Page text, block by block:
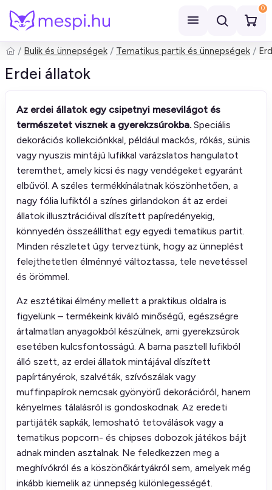
0
Keresés
Bulik és ünnepségek Tematikus partik és ünnepségek
Erdei állatok
Az erdei állatok egy csipetnyi mesevilágot és
természetet visznek a gyerekzsúrokba. Speciális
dekorációs kollekciónkkal, például mackós, rókás, sünis
vagy nyuszis mintájú lufikkal varázslatos hangulatot
teremthet, amely kicsi és nagy vendégeket egyaránt
elbűvöl. A széles termékkínálatnak köszönhetően, a
nagy fólia lufiktól a színes girlandokon át az erdei
állatok illusztrációival díszített papíredényekig,
könnyedén összeállíthat egy egyedi tematikus partit.
Minden részletet úgy terveztünk, hogy az ünneplést
felejthetetlen élménnyé változtassa, tele nevetéssel
és örömmel.
Az esztétikai élmény mellett a praktikus oldalra is
figyelünk – termékeink kiváló minőségű, egészségre
ártalmatlan anyagokból készülnek, ami gyerekzsúrok
esetében kulcsfontosságú. A barna pasztell lufikból
álló szett, az erdei állatok mintájával díszített
papírtányérok, szalvéták, szívószálak vagy
muffinpapírok nemcsak gyönyörű dekorációról, hanem
kényelmes tálalásról is gondoskodnak. Az eredeti
partijáték sapkák, lemosható tetoválások vagy a
tematikus popcorn- és chipses dobozok játékos bájt
adnak minden asztalnak. Ne feledkezzen meg a
meghívókról és a köszönőkártyákról sem, amelyek még
inkább kiemelik az ünnepség különlegességét.